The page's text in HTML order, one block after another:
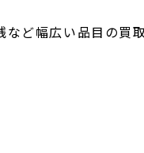
ど幅広い品目の買取